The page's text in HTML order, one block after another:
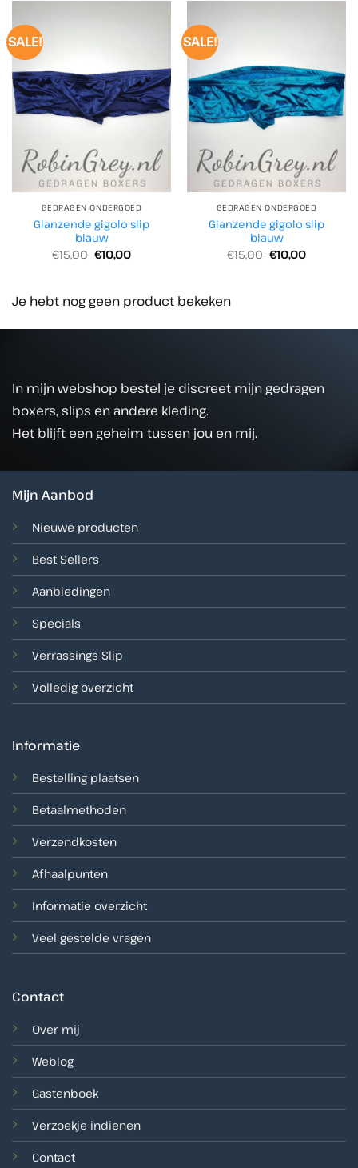
SALE!
GEDRAGEN ONDERGOED
Glanzende gigolo slip
blauw
€15,00 Oorspronkelijke
prijs
€10,00Huidige
SALE!
GEDRAGEN ONDERGOED
Glanzende gigolo slip
blauw
€15,00 Oorspronkelijke
prijs
€10,00Huidige
Je hebt nog geen product bekeken
In mijn webshop bestel je discreet mijn gedragen
boxers, slips en andere kleding.
Het blijft een geheim tussen jou en mij.
Mijn Aanbod
Nieuwe producten
Best Sellers
Aanbiedingen
Specials
Verrassings Slip
Volledig overzicht
Informatie
Bestelling plaatsen
Betaalmethoden
Verzendkosten
Afhaalpunten
Informatie overzicht
Veel gestelde vragen
Contact
Over mij
Weblog
Gastenboek
Verzoekje indienen
Contact